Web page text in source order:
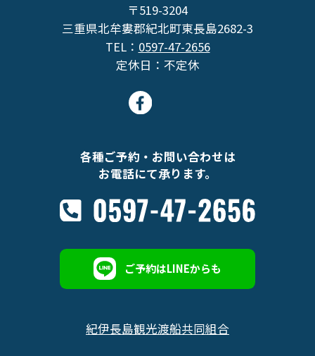
〒519-3204
三重県北牟婁郡紀北町東長島2682-3
TEL： 0597-47-2656
定休日：不定休
各種ご予約・お問い合わせは
お電話にて承ります。
ご予約はLINEからも
紀伊長島観光渡船共同組合